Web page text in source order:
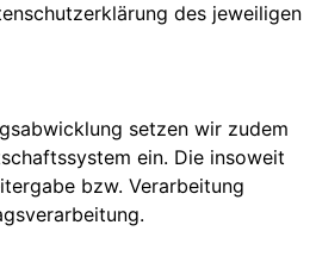
des jeweiligen
setzen wir zudem
ein. Die insoweit
bzw. Verarbeitung